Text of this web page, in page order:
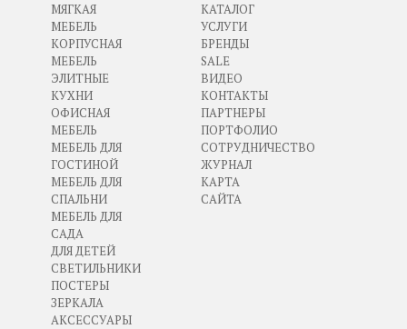
МЯГКАЯ
МЕБЕЛЬ
КОРПУСНАЯ
МЕБЕЛЬ
ЭЛИТНЫЕ
КУХНИ
ОФИСНАЯ
МЕБЕЛЬ
МЕБЕЛЬ ДЛЯ
ГОСТИНОЙ
МЕБЕЛЬ ДЛЯ
СПАЛЬНИ
МЕБЕЛЬ ДЛЯ
САДА
ДЛЯ ДЕТЕЙ
СВЕТИЛЬНИКИ
ПОСТЕРЫ
ЗЕРКАЛА
АКСЕССУАРЫ
КАТАЛОГ
УСЛУГИ
БРЕНДЫ
SALE
ВИДЕО
КОНТАКТЫ
ПАРТНЕРЫ
ПОРТФОЛИО
СОТРУДНИЧЕСТВО
ЖУРНАЛ
КАРТА
САЙТА